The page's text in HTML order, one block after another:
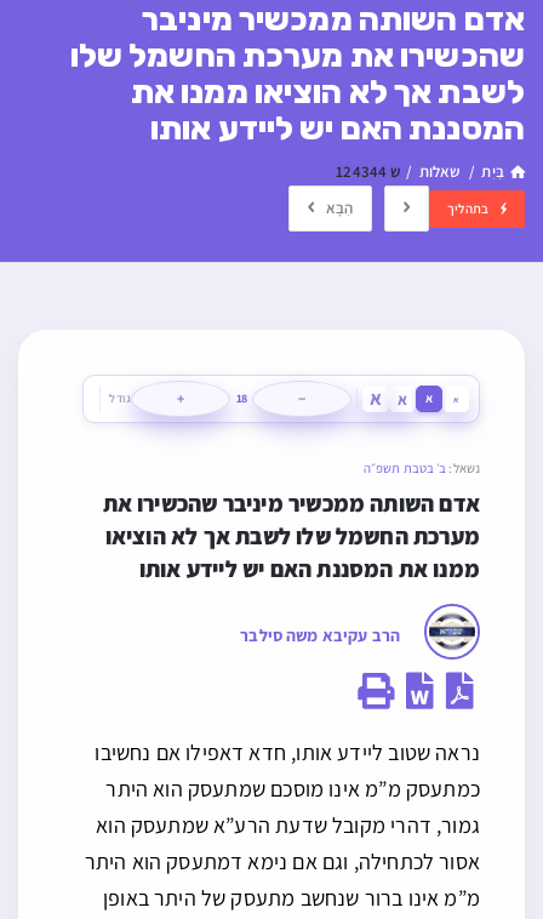
אדם השותה ממכשיר מיניבר
שהכשירו את מערכת החשמל שלו
לשבת אך לא הוציאו ממנו את
המסננת האם יש ליידע אותו
בַּיִת / שאלות / ש 124344
הַבָּא
בתהליך
א א א א −
18
+ גודל
נשאל: ב׳ בטבת תשפ״ה
ממנו את המסננת האם יש ליידע אותו
הרב עקיבא משה סילבר
נראה שטוב ליידע אותו, חדא דאפילו אם נחשיבו
כמתעסק מ”מ אינו מוסכם שמתעסק הוא היתר
גמור, דהרי מקובל שדעת הרע”א שמתעסק הוא
אסור לכתחילה, וגם אם נימא דמתעסק הוא היתר
מ”מ אינו ברור שנחשב מתעסק של היתר באופן